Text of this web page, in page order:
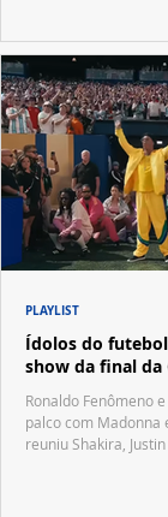
Ídolos do
show da final da
Ronaldo Fenômeno
palco com Madonna
reuniu Shakira,
PLAYLIST